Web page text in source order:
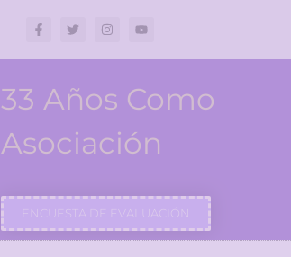
33 Años Como
Asociación
ENCUESTA DE EVALUACIÓN